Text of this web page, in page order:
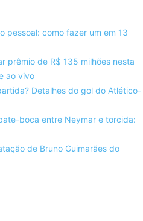
pessoal: como fazer um em 13
prêmio de R$ 135 milhões nesta
ao vivo
Detalhes do gol do Atlético-
boca entre Neymar e torcida:
de Bruno Guimarães do